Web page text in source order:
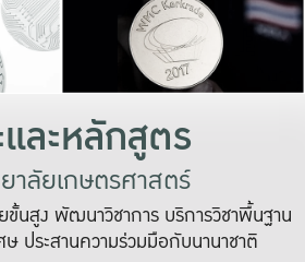
เปลี่ยนแปลง แล
เพื่อทำง
ระบบสารสนเทศ
ละหลักสูตร
าลัยเกษตรศาสตร์
นสูง พัฒนาวิชาการ บริการวิชาพื้นฐาน
ษ ประสานความร่วมมือกับนานาชาติ